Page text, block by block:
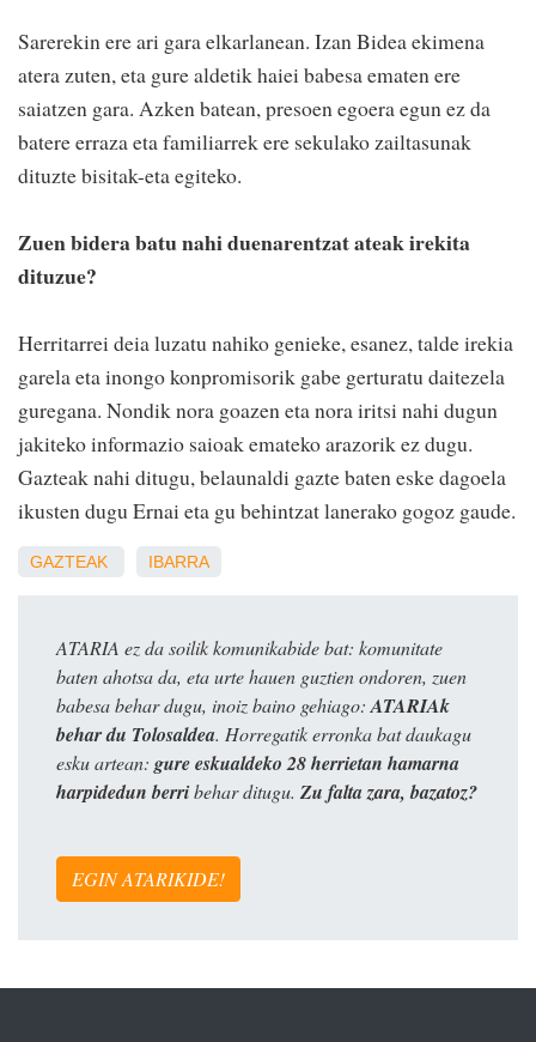
Sarerekin ere ari gara elkarlanean. Izan Bidea ekimena
atera zuten, eta gure aldetik haiei babesa ematen ere
saiatzen gara. Azken batean, presoen egoera egun ez da
batere erraza eta familiarrek ere sekulako zailtasunak
dituzte bisitak-eta egiteko.
Zuen bidera batu nahi duenarentzat ateak irekita
dituzue?
Herritarrei deia luzatu nahiko genieke, esanez, talde irekia
garela eta inongo konpromisorik gabe gerturatu daitezela
guregana. Nondik nora goazen eta nora iritsi nahi dugun
jakiteko informazio saioak emateko arazorik ez dugu.
Gazteak nahi ditugu, belaunaldi gazte baten eske dagoela
ikusten dugu Ernai eta gu behintzat lanerako gogoz gaude.
GAZTEAK IBARRA
ATARIA ez da soilik komunikabide bat: komunitate
baten ahotsa da, eta urte hauen guztien ondoren, zuen
babesa behar dugu, inoiz baino gehiago:ATARIAk
behar du Tolosaldea. Horregatik erronka bat daukagu
esku artean: gure eskualdeko 28 herrietan hamarna
harpidedun berribehar ditugu. Zu falta zara, bazatoz?
EGIN ATARIKIDE!